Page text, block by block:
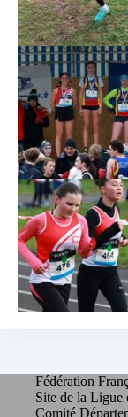
Fédération
Site de la Ligue
Comité